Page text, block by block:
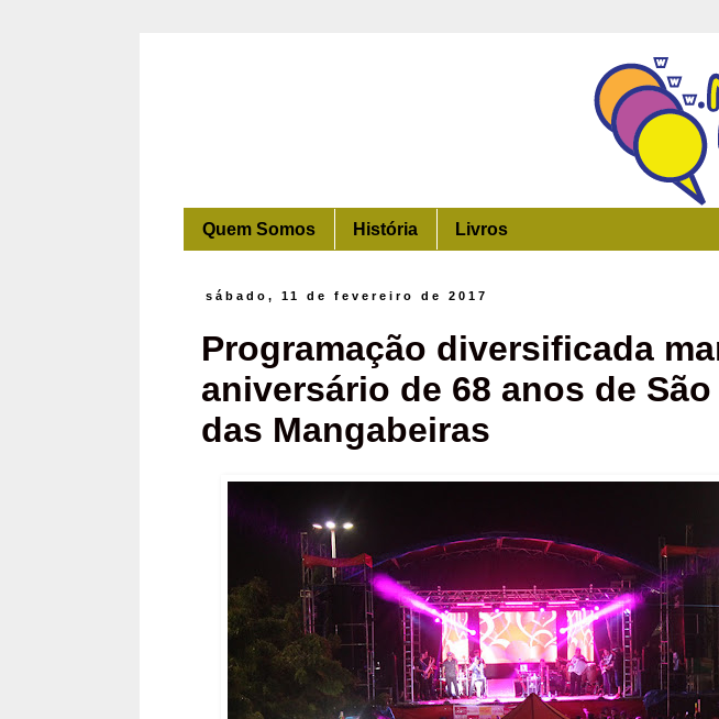
Quem Somos História Livros
sábado, 11 de fevereiro de 2017
Programação diversificada
aniversário de 68 anos de
das Mangabeiras